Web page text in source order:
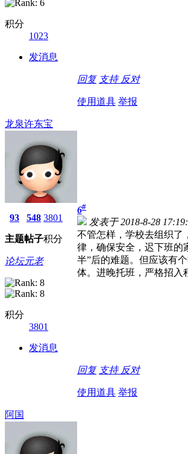
积分
1023
发消息
回复 支持 反对
使用道具 举报
龙泉许东宝
93
主题
548
帖子
3801
积分
论坛元老
积分
3801
发消息
6#
发表于 2018-8-28
不管怎样，学校去组织了
律，确保安全，迟下班的
半”后的难题。但应该有
体。进晚托班，严格招入
回复 支持 反对
使用道具 举报
阿国